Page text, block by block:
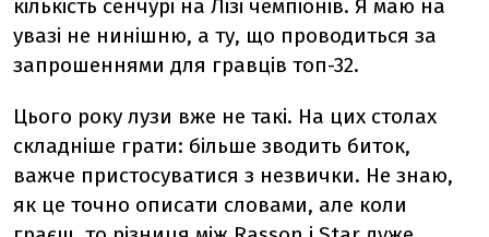
кількість сенчурі на Лізі чемпіонів. Я маю на
увазі не нинішню, а ту, що проводиться за
запрошеннями для гравців топ-32.
Цього року лузи вже не такі. На цих столах
складніше грати: більше зводить биток,
важче пристосуватися з незвички. Не знаю,
як це точно описати словами, але коли